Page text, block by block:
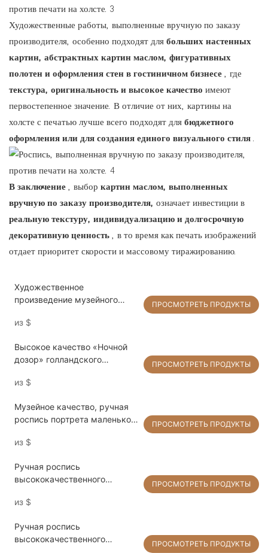
Художественные работы, выполненные вручную по заказу
производителя, особенно подходят для больших настенных
картин, абстрактных картин маслом, фигуративных
полотен и оформления стен в гостиничном бизнесе , где
текстура, оригинальность и высокое качество имеют
первостепенное значение. В отличие от них, картины на
холсте с печатью лучше всего подходят для бюджетного
оформления или для создания единого визуального стиля .
В заключение , выбор картин маслом, выполненных
вручную по заказу производителя, означает инвестиции в
реальную текстуру, индивидуализацию и долгосрочную
декоративную ценность , в то время как печать изображений
отдает приоритет скорости и массовому тиражированию.
Художественное
произведение музейного
работа, портретная картина
фотографии
из $
ПРОСМОТРЕТЬ ПРОДУКТЫ
Высокое качество «Ночной
дозор» голландского
Рейна, ручная роспись,
маслом на холсте.
из $
ПРОСМОТРЕТЬ ПРОДУКТЫ
Музейное качество, ручная
роспись портрета маленькой
холсте для подарка
из $
ПРОСМОТРЕТЬ ПРОДУКТЫ
Ручная роспись
высококачественного
для подарка
из $
ПРОСМОТРЕТЬ ПРОДУКТЫ
Ручная роспись
высококачественного
ПРОСМОТРЕТЬ ПРОДУКТЫ